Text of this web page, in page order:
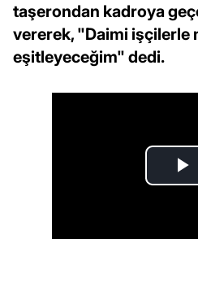
taşerondan kadroya
vererek, "Daimi işçilerle
eşitleyeceğim" dedi.